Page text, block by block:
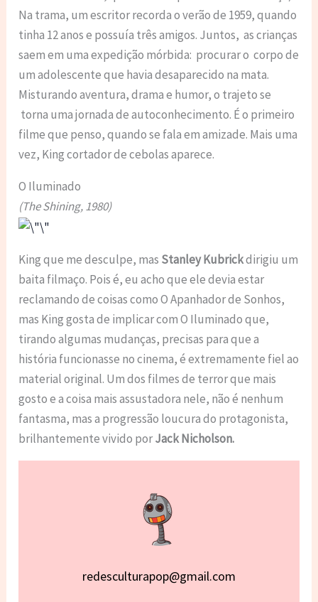
Na trama, um escritor recorda o verão de 1959, quando
tinha 12 anos e possuía três amigos. Juntos, as crianças
saem em uma expedição mórbida: procurar o corpo de
um adolescente que havia desaparecido na mata.
Misturando aventura, drama e humor, o trajeto se
torna uma jornada de autoconhecimento. É o primeiro
filme que penso, quando se fala em amizade. Mais uma
vez, King cortador de cebolas aparece.
O Iluminado
(The Shining, 1980)
King que me desculpe, mas Stanley Kubrickdirigiu um
baita filmaço. Pois é, eu acho que ele devia estar
reclamando de coisas como O Apanhador de Sonhos,
mas King gosta de implicar com O Iluminado que,
tirando algumas mudanças, precisas para que a
história funcionasse no cinema, é extremamente fiel ao
material original. Um dos filmes de terror que mais
gosto e a coisa mais assustadora nele, não é nenhum
fantasma, mas a progressão loucura do protagonista,
brilhantemente vivido porJack Nicholson.
redesculturapop@gmail.com